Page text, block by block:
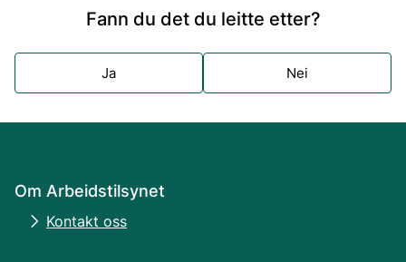
Fann du det du leitte etter?
Ja Nei
Om Arbeidstilsynet
Kontakt oss